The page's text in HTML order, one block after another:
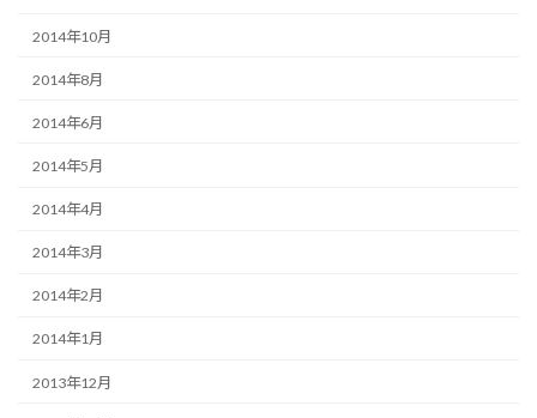
2014年10月
2014年8月
2014年6月
2014年5月
2014年4月
2014年3月
2014年2月
2014年1月
2013年12月